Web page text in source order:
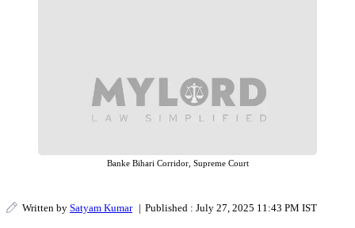
Banke Bihari Corridor, Supreme Court
Written by Satyam Kumar | Published : July 27, 2025 11:43 PM IST